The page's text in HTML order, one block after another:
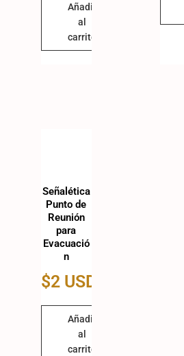
Añadir
al
carrito
Señalética
Punto de
Reunión
para
Evacuació
n
$2 USD
Añadir
al
carrito